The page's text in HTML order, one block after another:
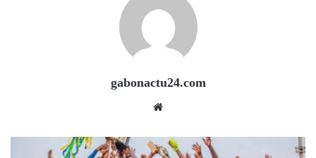
gabonactu24.com